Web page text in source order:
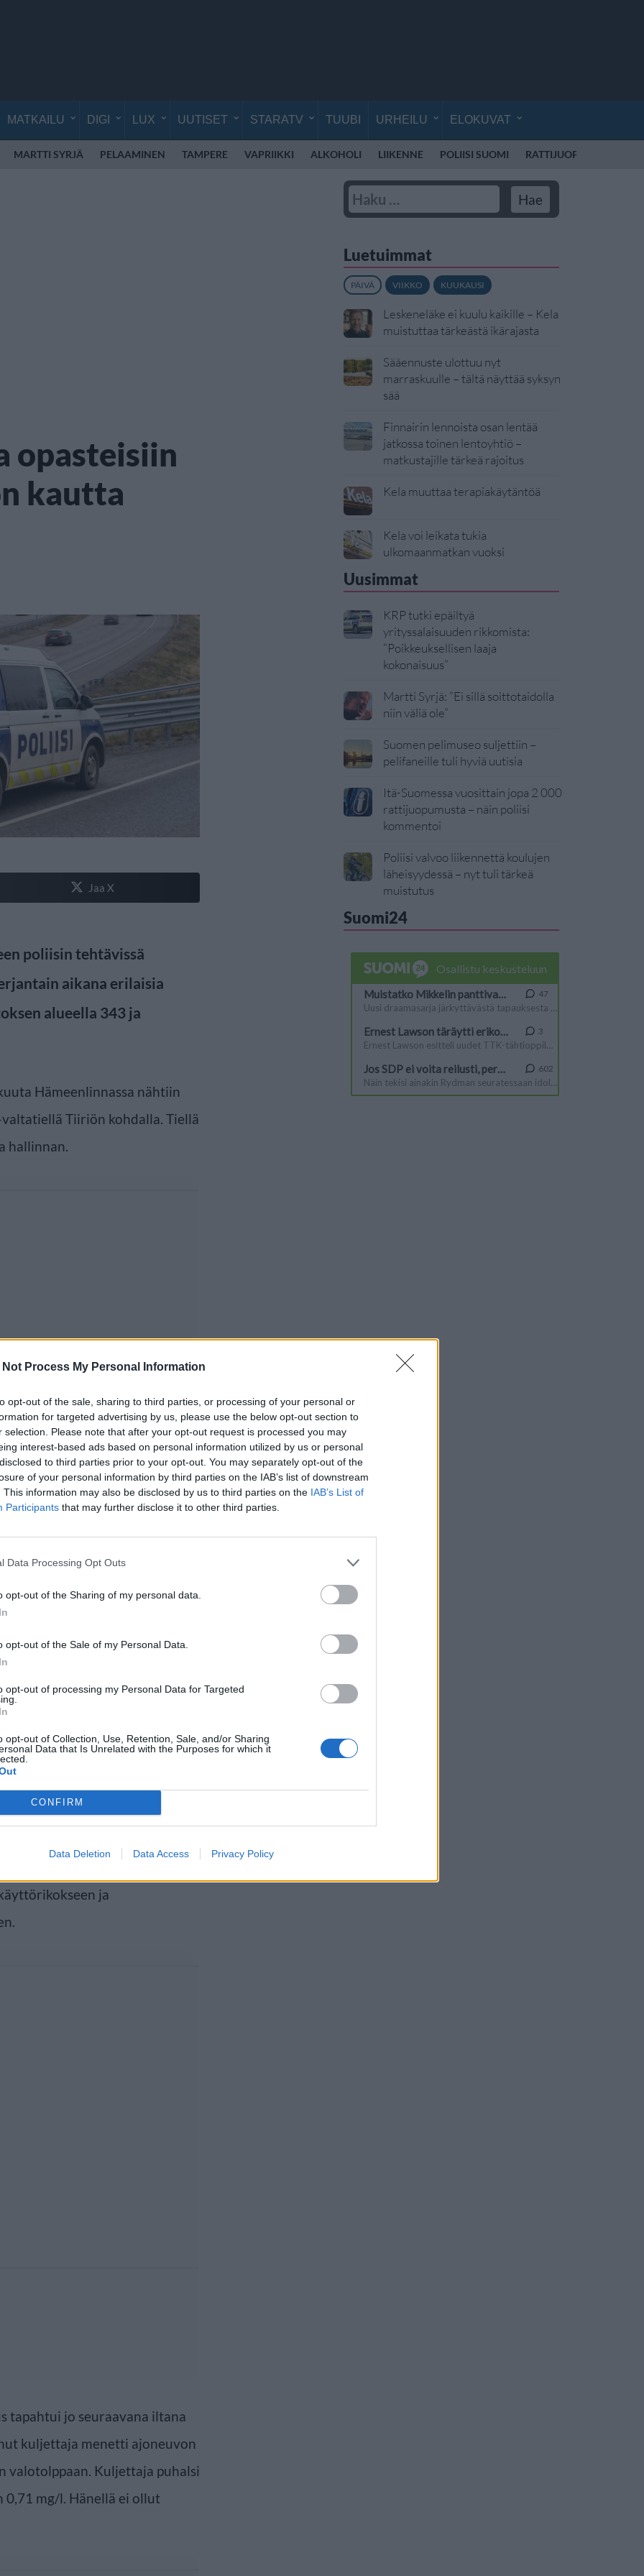
Not Process My Personal Information
opt-out of the sale, sharing to third parties, or processing of your personal or
for targeted advertising by us, please use the below opt-out section to
selection. Please note that after your opt-out request is processed you may
interest-based ads based on personal information utilized by us or personal
to third parties prior to your opt-out. You may separately opt-out of the
of your personal information by third parties on the IAB’s list of downstream
This information may also be disclosed by us to third parties on the IAB’s List of
Participants that may further disclose it to other third parties.
Data Processing Opt Outs
opt-out of the Sharing of my personal data.
opt-out of the Sale of my Personal Data.
opt-out of processing my Personal Data for Targeted
opt-out of Collection, Use, Retention, Sale, and/or Sharing
Data that Is Unrelated with the Purposes for which it
CONFIRM
Data Deletion Data Access Privacy Policy
MATKAILU DIGI LUX UUTISET STARATV TUUBI URHEILU ELOKUVAT
MARTTI SYRJÄ PELAAMINEN TAMPERE VAPRIIKKI ALKOHOLI LIIKENNE POLIISI SUOMI RATTIJUOPPO
opasteisiin
kautta
Jaa X
poliisin tehtävissä
aikana erilaisia
alueella 343 ja
Hämeenlinnassa nähtiin
Tiiriön kohdalla. Tiellä
hallinnan.
oikealle pientareelle ja
katon kautta useita kertoja
kuljettajalle
oli positiivinen. Kuljettaja
puolestaan vaurioitui
miehen syyllistyneen
ja
tapahtui jo seuraavana iltana
kuljettaja menetti ajoneuvon
valotolppaan. Kuljettaja puhalsi
mg/l. Hänellä ei ollut
Luetuimmat
PÄIVÄ VIIKKO KUUKAUSI
Leskeneläke ei kuulu kaikille – Kela
muistuttaa tärkeästä ikärajasta
Sääennuste ulottuu nyt
marraskuulle – tältä näyttää syksyn
sää
Finnairin lennoista osan lentää
jatkossa toinen lentoyhtiö –
matkustajille tärkeä rajoitus
Kela muuttaa terapiakäytäntöä
Kela voi leikata tukia
ulkomaanmatkan vuoksi
Uusimmat
KRP tutki epäiltyä
yrityssalaisuuden rikkomista:
”Poikkeuksellisen laaja
kokonaisuus”
Martti Syrjä: ”Ei sillä soittotaidolla
niin väliä ole”
Suomen pelimuseo suljettiin –
pelifaneille tuli hyviä uutisia
Itä-Suomessa vuosittain jopa 2 000
rattijuopumusta – näin poliisi
kommentoi
Poliisi valvoo liikennettä koulujen
läheisyydessä – nyt tuli tärkeä
muistutus
Suomi24